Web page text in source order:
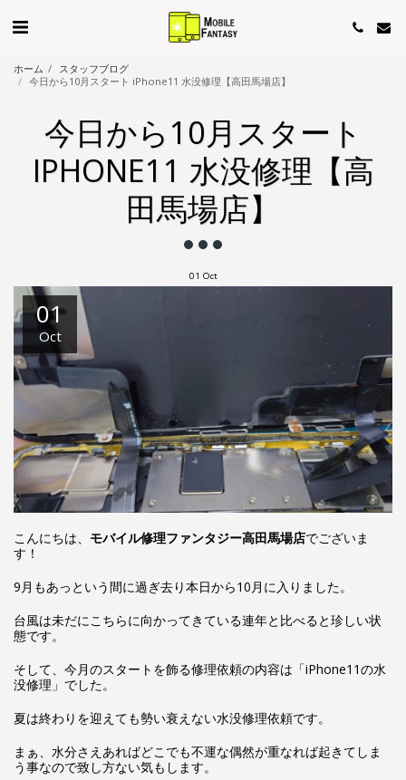
ホーム
スタッフブログ
今日から10月スタート iPhone11 水没修理【高田馬場店】
今日から10月スタート
IPHONE11 水没修理【高
田馬場店】
01 Oct
01
Oct
こんにちは、 モバイル修理ファンタジー高田馬場店でございま
す！
9月もあっという間に過ぎ去り本日から10月に入りました。
台風は未だにこちらに向かってきている連年と比べると珍しい状
態です。
そして、今月のスタートを飾る修理依頼の内容は「iPhone11の水
没修理」でした。
夏は終わりを迎えても勢い衰えない水没修理依頼です。
まぁ、水分さえあればどこでも不運な偶然が重なれば起きてしま
う事なので致し方ない気もします。